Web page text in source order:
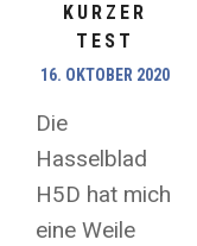
KURZER
TEST
16. OKTOBER 2020
Die
Hasselblad
H5D hat mich
eine Weile